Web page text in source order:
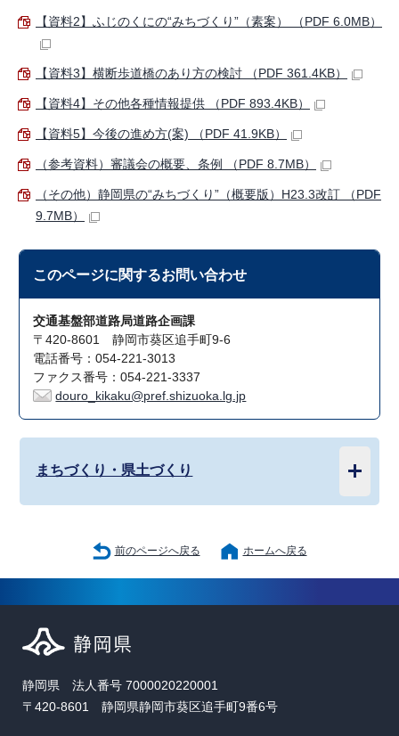
【資料2】ふじのくにの“みちづくり”（素案） （PDF 6.0MB）
【資料3】横断歩道橋のあり方の検討 （PDF 361.4KB）
【資料4】その他各種情報提供 （PDF 893.4KB）
【資料5】今後の進め方(案) （PDF 41.9KB）
（参考資料）審議会の概要、条例 （PDF 8.7MB）
（その他）静岡県の“みちづくり”（概要版）H23.3改訂 （PDF
9.7MB）
このページに関するお問い合わせ
交通基盤部道路局道路企画課
〒420-8601 静岡市葵区追手町9-6
電話番号：054-221-3013
ファクス番号：054-221-3337
douro_kikaku@pref.shizuoka.lg.jp
まちづくり・県土づくり
前のページへ戻る ホームへ戻る
静岡県 法人番号 7000020220001
〒420-8601 静岡県静岡市葵区追手町9番6号